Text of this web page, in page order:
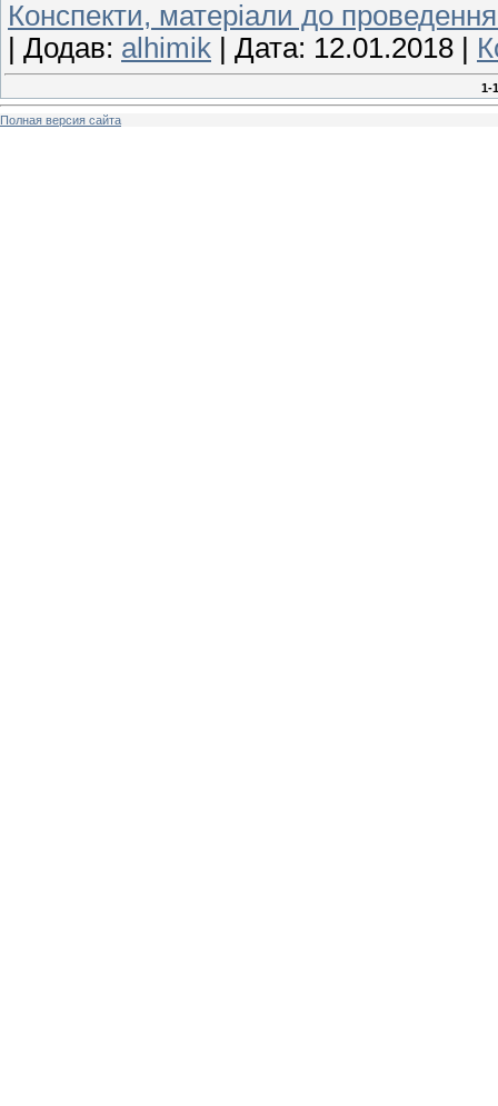
Конспекти, матеріали до проведення
Додав: alhimik Дата: 12.01.2018
1-
Полная версия сайта